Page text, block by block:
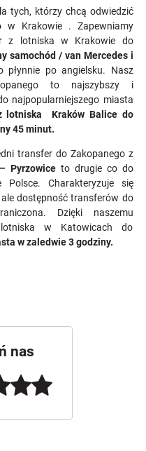
tych, którzy chcą odwiedzić
w Krakowie . Zapewniamy
z lotniska w Krakowie do
samochód / van Mercedes i
płynnie po angielsku. Nasz
to najszybszy i
najpopularniejszego miasta
lotniska Kraków Balice do
45 minut.
transfer do Zakopanego z
Pyrzowiceto drugie co do
Polsce. Charakteryzuje się
dostępność transferów do
Dzięki naszemu
w Katowicach do
w zaledwie 3 godziny.
nas